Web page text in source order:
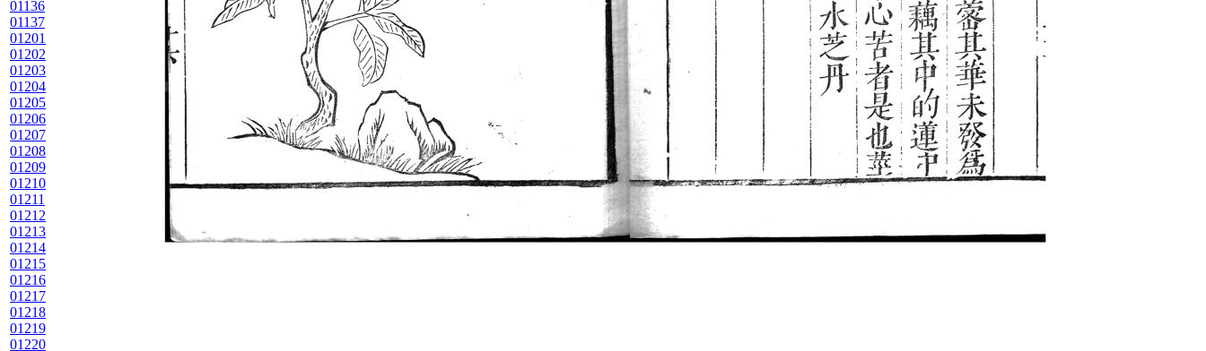
01136
01137
01201
01202
01203
01204
01205
01206
01207
01208
01209
01210
01211
01212
01213
01214
01215
01216
01217
01218
01219
01220